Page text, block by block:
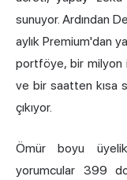
sunuyor. Ardından
aylık Premium'dan
portföye, bir milyon
ve bir saatten kısa
çıkıyor.
Ömür boyu
yorumcular 399